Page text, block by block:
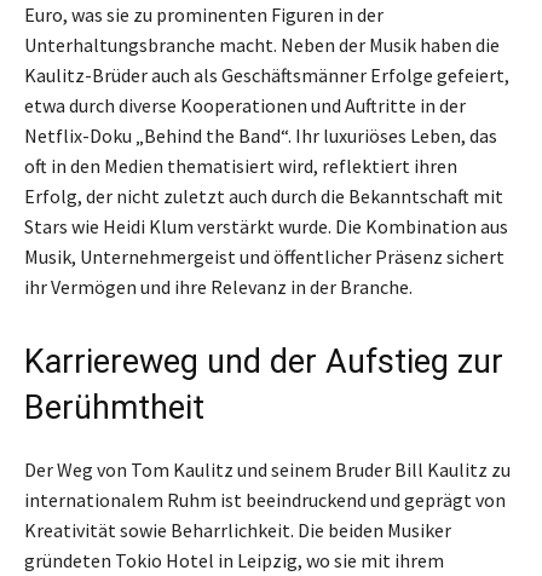
Euro, was sie zu prominenten Figuren in der
Unterhaltungsbranche macht. Neben der Musik haben die
Kaulitz-Brüder auch als Geschäftsmänner Erfolge gefeiert,
etwa durch diverse Kooperationen und Auftritte in der
Netflix-Doku „Behind the Band“. Ihr luxuriöses Leben, das
oft in den Medien thematisiert wird, reflektiert ihren
Erfolg, der nicht zuletzt auch durch die Bekanntschaft mit
Stars wie Heidi Klum verstärkt wurde. Die Kombination aus
Musik, Unternehmergeist und öffentlicher Präsenz sichert
ihr Vermögen und ihre Relevanz in der Branche.
Karriereweg und der Aufstieg zur
Berühmtheit
Der Weg von Tom Kaulitz und seinem Bruder Bill Kaulitz zu
internationalem Ruhm ist beeindruckend und geprägt von
Kreativität sowie Beharrlichkeit. Die beiden Musiker
gründeten Tokio Hotel in Leipzig, wo sie mit ihrem